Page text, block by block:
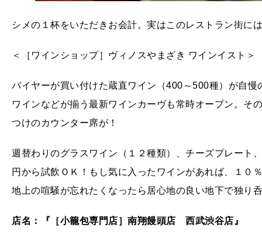
シメの１杯をいただきお会計。実はこのレストラン街に
＜［ワインショップ］ヴィノスやまざき ワインイスト＞
バイヤーが買い付けた蔵直ワイン（400～500種）が自
ワインなどが揃う最新ワインカーヴも常時オープン。そ
つけのカウンター席が！
週替わりのグラスワイン（１２種類）、チーズプレート
円から試飲ＯＫ！もし気に入ったワインがあれば、１０
地上の喧騒が忘れたくなったら居心地の良い地下で独り
店名：『［小籠包専門店］南翔饅頭店 西武渋谷店』